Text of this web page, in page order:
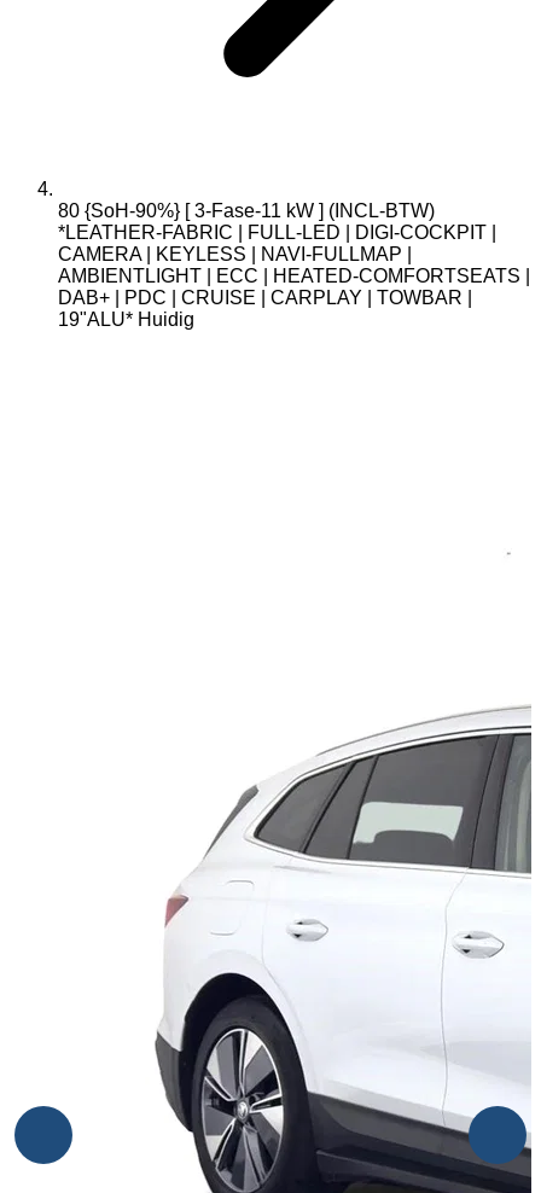
80 {SoH-90%} [ 3-Fase-11 kW ] (INCL-BTW)
*LEATHER-FABRIC | FULL-LED | DIGI-COCKPIT |
CAMERA | KEYLESS | NAVI-FULLMAP |
AMBIENTLIGHT | ECC | HEATED-COMFORTSEATS |
DAB+ | PDC | CRUISE | CARPLAY | TOWBAR |
19"ALU* Huidig